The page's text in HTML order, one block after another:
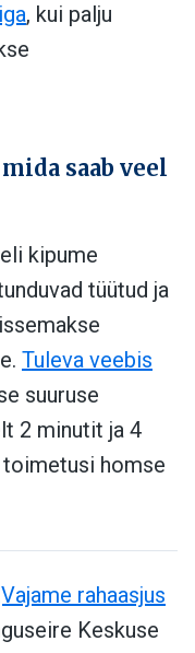
, kui palju
saab veel
kipume
tüütud ja
Tuleva veebis
suuruse
2 minutit ja 4
homse
rahaasjus
Keskuse